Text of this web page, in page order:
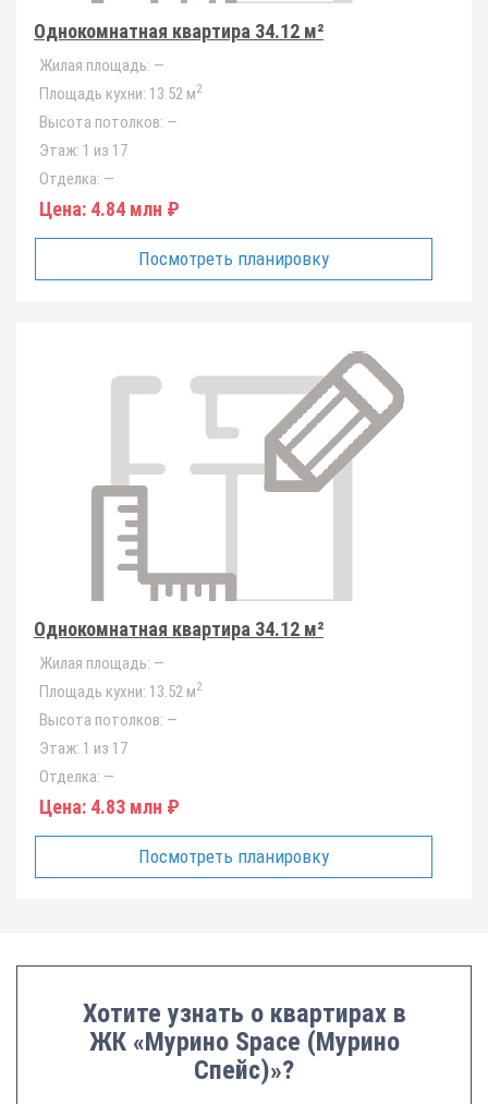
Однокомнатная квартира 34.12 м²
Жилая площадь: —
Площадь кухни: 13.52 м2
Высота потолков: —
Этаж: 1 из 17
Отделка: —
Цена: 4.84 млн ₽
Посмотреть планировку
Однокомнатная квартира 34.12 м²
Жилая площадь: —
Площадь кухни: 13.52 м2
Высота потолков: —
Этаж: 1 из 17
Отделка: —
Цена: 4.83 млн ₽
Посмотреть планировку
Хотите узнать о квартирах в
ЖК «Мурино Space (Мурино
Спейс)»?